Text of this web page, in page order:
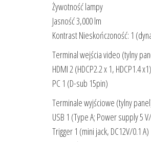
Żywotność lampy
Jasność 3,000 lm
Kontrast Nieskończoność: 1
Terminal wejścia video (tylny
HDMI 2 (HDCP2.2 x 1, HDCP1.4 x1)
PC 1 (D-sub 15pin)
Terminale wyjściowe (tylny
USB 1 (Type A; Power supply 5
Trigger 1 (mini jack, DC12V/0.1 A)